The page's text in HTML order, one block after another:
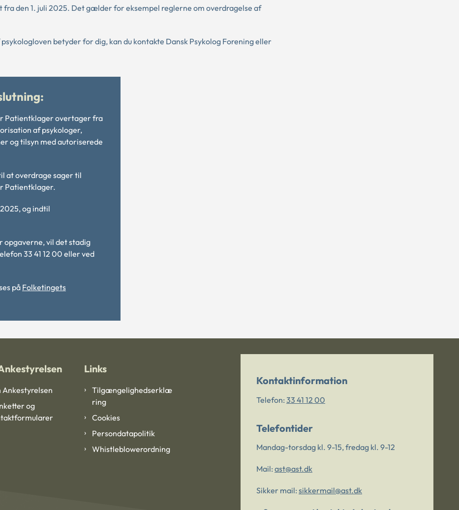
den 1. juli 2025. Det gælder for eksempel reglerne om overdragelse af
betyder for dig, kan du kontakte Dansk Psykolog Forening eller
Patientklager overtager fra
af psykologer,
og tilsyn med autoriserede
at overdrage sager til
Patientklager.
og indtil
vil det stadig
33 41 12 00 eller ved
på Folketingets
Ankestyrelsen
og
Links
Tilgængelighedserklæ
ring
Cookies
Persondatapolitik
Whistleblowerordning
Kontaktinformation
Telefon: 33 41 12 00
Telefontider
Mandag-torsdag kl. 9-15, fredag kl. 9-12
Mail: ast@ast.dk
Sikker mail: sikkermail@ast.dk